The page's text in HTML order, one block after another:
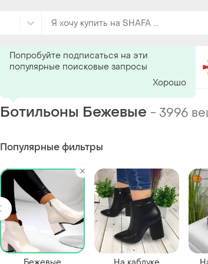
Хендмейд Сделано в Украине
Ботильоны Бежевые - 3996
Популярные фильтры
Попробуйте подписаться на эти
популярные поисковые запросы
Хорошо